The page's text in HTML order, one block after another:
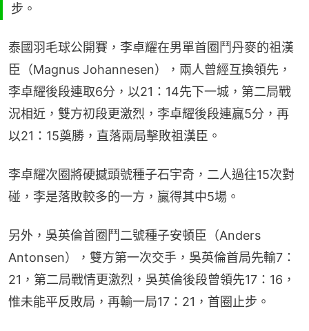
步。
泰國羽毛球公開賽，李卓耀在男單首圈鬥丹麥的祖漢
臣（Magnus Johannesen），兩人曾經互換領先，
李卓耀後段連取6分，以21：14先下一城，第二局戰
況相近，雙方初段更激烈，李卓耀後段連贏5分，再
以21：15奠勝，直落兩局擊敗祖漢臣。
李卓耀次圈將硬撼頭號種子石宇奇，二人過往15次對
碰，李是落敗較多的一方，贏得其中5場。
另外，吳英倫首圈鬥二號種子安頓臣（Anders
Antonsen），雙方第一次交手，吳英倫首局先輸7：
21，第二局戰情更激烈，吳英倫後段曾領先17：16，
惟未能平反敗局，再輸一局17：21，首圈止步。